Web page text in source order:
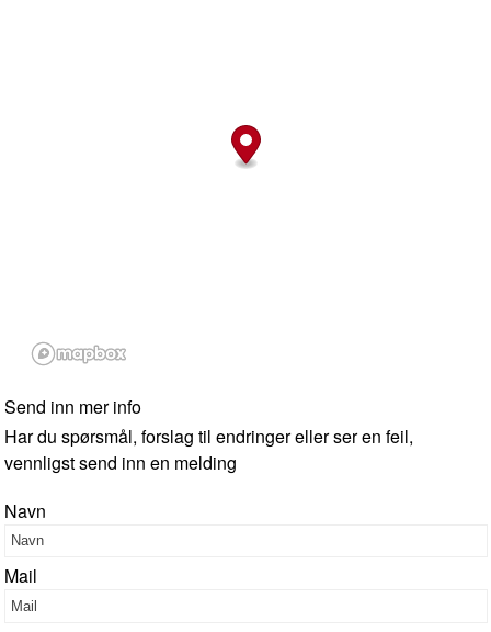
Send inn mer info
Har du spørsmål, forslag til endringer eller ser en feil,
vennligst send inn en melding
Navn
Mail